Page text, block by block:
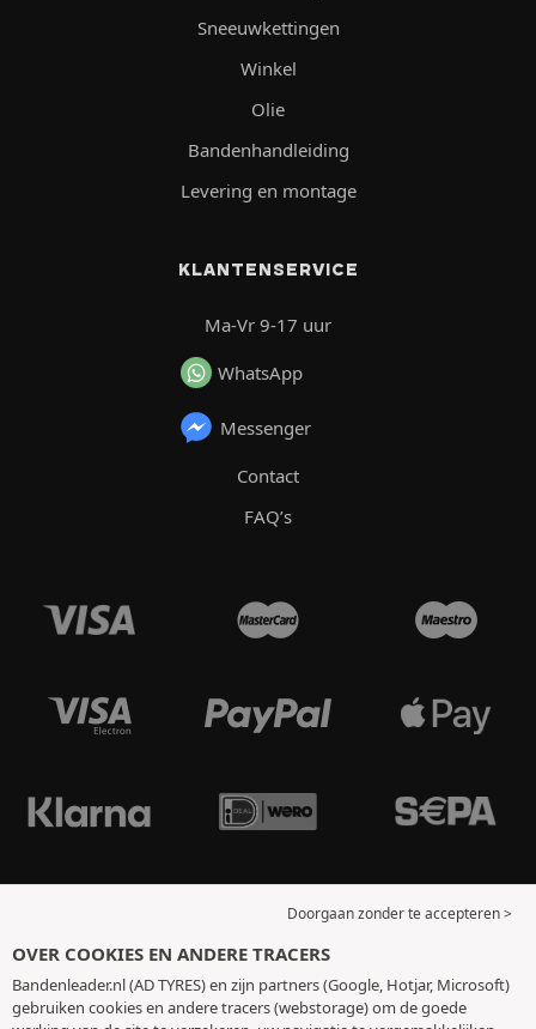
Sneeuwkettingen
Winkel
Olie
Bandenhandleiding
Levering en montage
KLANTENSERVICE
Ma-Vr 9-17 uur
WhatsApp
Messenger
Contact
FAQ’s
Doorgaan zonder te accepteren >
OVER COOKIES EN ANDERE TRACERS
Bandenleader.nl (AD TYRES) en zijn partners (Google, Hotjar, Microsoft)
gebruiken cookies en andere tracers (webstorage) om de goede